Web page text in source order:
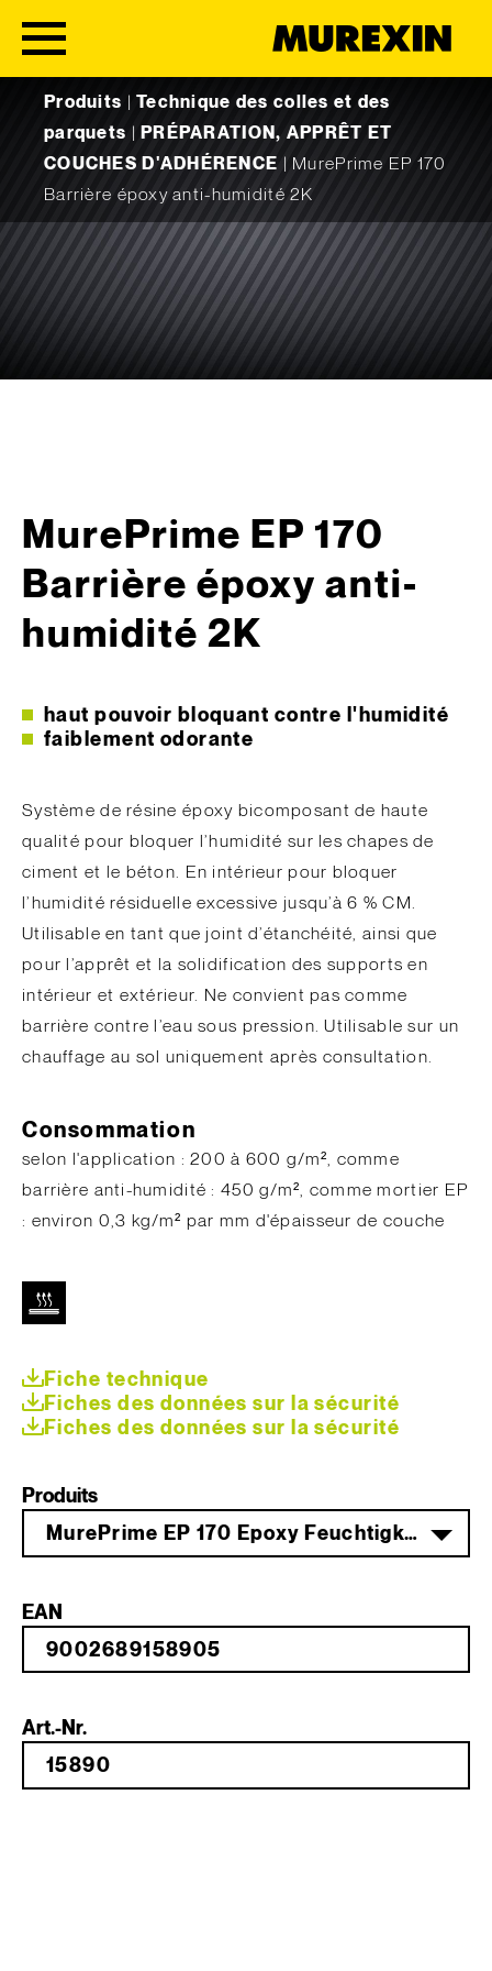
Produits |Technique des colles et des
parquets
PRÉPARATION, APPRÊT ET
COUCHES D'ADHÉRENCE
MurePrime EP 170
Barrière époxy anti-humidité 2K
MurePrime EP 170
Barrière époxy anti-
humidité 2K
haut pouvoir bloquant contre l'humidité
faiblement odorante
Système de résine époxy bicomposant de haute
qualité pour bloquer l’humidité sur les chapes de
ciment et le béton. En intérieur pour bloquer
l’humidité résiduelle excessive jusqu’à 6 % CM.
Utilisable en tant que joint d’étanchéité, ainsi que
pour l’apprêt et la solidification des supports en
intérieur et extérieur. Ne convient pas comme
barrière contre l’eau sous pression. Utilisable sur un
chauffage au sol uniquement après consultation.
Consommation
selon l'application : 200 à 600 g/m², comme
barrière anti-humidité : 450 g/m², comme mortier EP
: environ 0,3 kg/m² par mm d'épaisseur de couche
Fiche technique
Fiches des données sur la sécurité
Fiches des données sur la sécurité
Produits
MurePrime EP 170 Epoxy Feuchtigkeitssperre 2K Komp. B 4 kg
EAN
Art.-Nr.